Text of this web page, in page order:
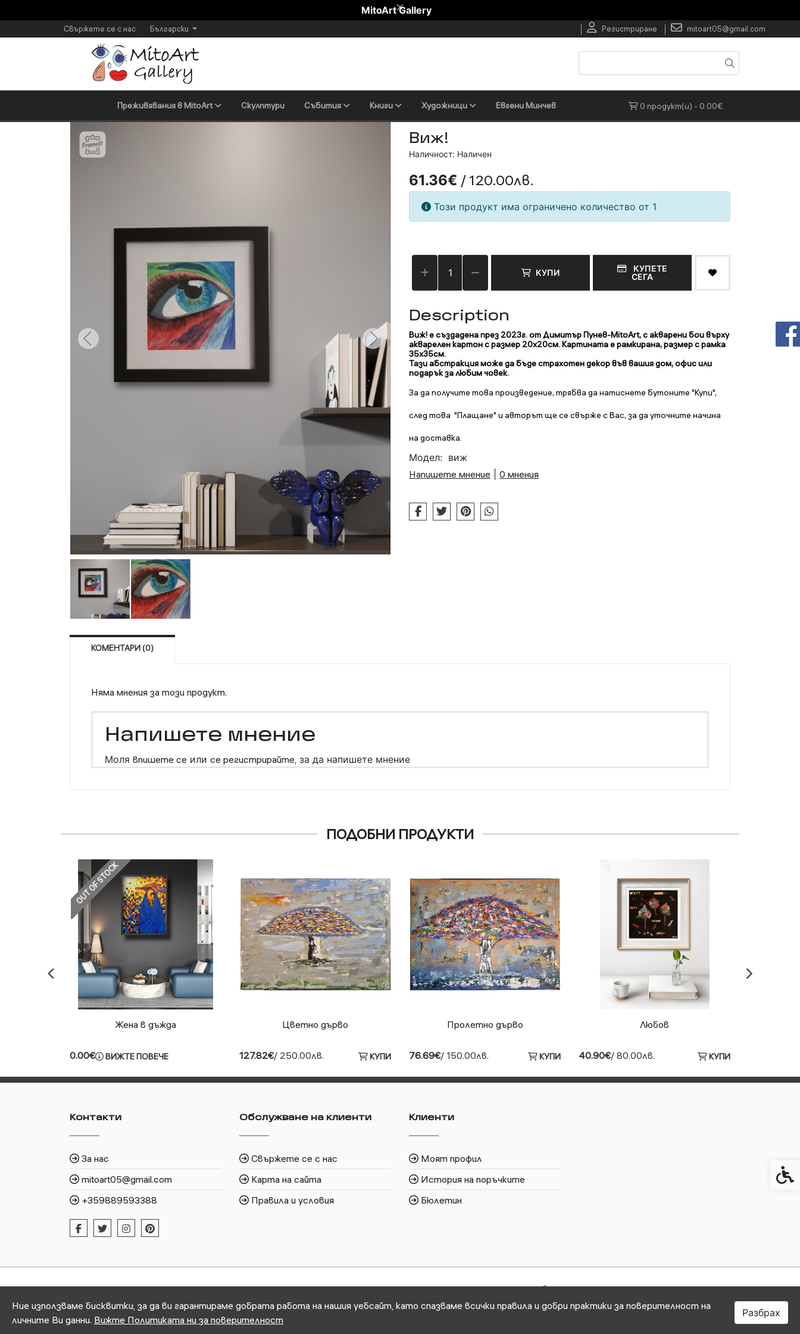
MitoArt Gallery
Регистриране mitoart05@gmail.com
Свържете се с нас Български
Преживявания в MitoArt Скулптури Събития Книги Художници Евгени Минчев 0 продукт(и) - 0.00€
Виж!
Наличност: Наличен
61.36€ / 120.00лв.
Този продукт има ограничено количество от 1
КУПИ
КУПЕТЕ
СЕГА
Description
Виж! е създадена през 2023г. от Димитър Пунев-MitoArt, с акварени боивърху
акварелен картон с размер 20х20см. Картината е рамкирана, размер с рамка
35х35см.
Тази абстракция може да бъде страхотен декор във вашия дом, офис или
подарък за любим човек.
За да получите това произведение, трябва да натиснете бутоните "Купи",
след това "Плащане" и авторът ще се свърже с Вас, за да уточните начина
на доставка.
Модел: виж
Напишете мнение
0 мнения
КОМЕНТАРИ (0)
Няма мнения за този продукт.
Напишете мнение
Моля впишете се или се регистрирайте, за да напишете мнение
ПОДОБНИ ПРОДУКТИ
OUT OF STOCK
Жена в дъжда
ВИЖТЕ ПОВЕЧЕ
0.00€
Цветно дърво
127.82€/ 250.00лв. КУПИ
Пролетно дърво
76.69€/ 150.00лв. КУПИ
Любов
40.90€/ 80.00лв. КУПИ
Ние използваме бисквитки, за да ви гарантираме добрата работа на нашия уебсайт, като спазваме всички правила и добри практики за поверителност на
личните Ви данни. Вижте Политиката ни за поверителност
Разбрах
Контакти
За нас
mitoart05@gmail.com
+359889593388
Обслужване на клиенти
Свържете се с нас
Карта на сайта
Правила и условия
Клиенти
Моят профил
История на поръчките
Бюлетин